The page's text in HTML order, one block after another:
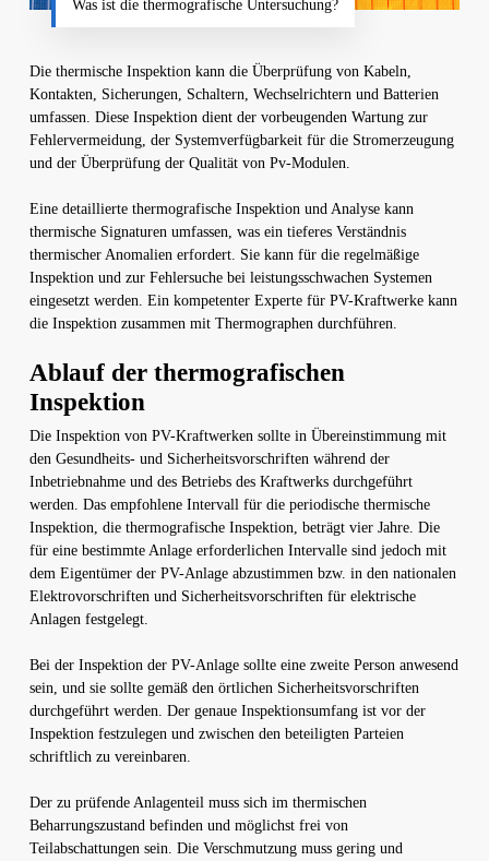
Was ist die thermografische Untersuchung?
Die thermische Inspektion kann die Überprüfung von Kabeln,
Kontakten, Sicherungen, Schaltern, Wechselrichtern und Batterien
umfassen. Diese Inspektion dient der vorbeugenden Wartung zur
Fehlervermeidung, der Systemverfügbarkeit für die Stromerzeugung
und der Überprüfung der Qualität von Pv-Modulen.
Eine detaillierte thermografische Inspektion und Analyse kann
thermische Signaturen umfassen, was ein tieferes Verständnis
thermischer Anomalien erfordert. Sie kann für die regelmäßige
Inspektion und zur Fehlersuche bei leistungsschwachen Systemen
eingesetzt werden. Ein kompetenter Experte für PV-Kraftwerke kann
die Inspektion zusammen mit Thermographen durchführen.
Ablauf der thermografischen
Inspektion
Die Inspektion von PV-Kraftwerken sollte in Übereinstimmung mit
den Gesundheits- und Sicherheitsvorschriften während der
Inbetriebnahme und des Betriebs des Kraftwerks durchgeführt
werden. Das empfohlene Intervall für die periodische thermische
Inspektion, die thermografische Inspektion, beträgt vier Jahre. Die
für eine bestimmte Anlage erforderlichen Intervalle sind jedoch mit
dem Eigentümer der PV-Anlage abzustimmen bzw. in den nationalen
Elektrovorschriften und Sicherheitsvorschriften für elektrische
Anlagen festgelegt.
Bei der Inspektion der PV-Anlage sollte eine zweite Person anwesend
sein, und sie sollte gemäß den örtlichen Sicherheitsvorschriften
durchgeführt werden. Der genaue Inspektionsumfang ist vor der
Inspektion festzulegen und zwischen den beteiligten Parteien
schriftlich zu vereinbaren.
Der zu prüfende Anlagenteil muss sich im thermischen
Beharrungszustand befinden und möglichst frei von
Teilabschattungen sein. Die Verschmutzung muss gering und